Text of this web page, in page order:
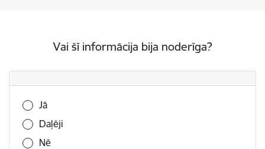
Vai šī informācija bija noderīga?
Vai šī informācija bija noderīga?
Jā
Daļēji
Nē